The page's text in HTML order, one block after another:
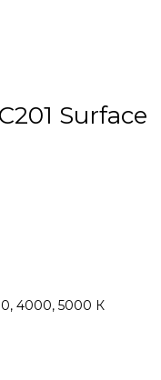
Surface
4000, 5000 К